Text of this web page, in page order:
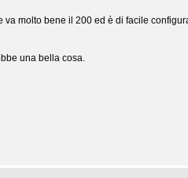
molto bene il 200 ed è di facile
una bella cosa.